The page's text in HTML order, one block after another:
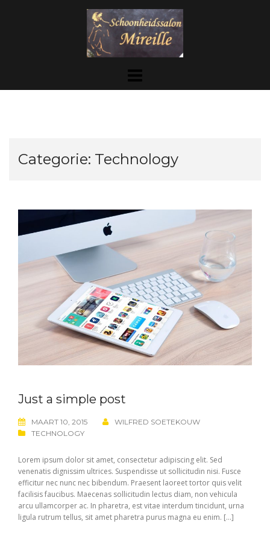
Categorie: Technology
Just a simple post
MAART 10, 2015
WILFRED SOETEKOUW
TECHNOLOGY
Lorem ipsum dolor sit amet, consectetur adipiscing elit. Sed
venenatis dignissim ultrices. Suspendisse ut sollicitudin nisi. Fusce
efficitur nec nunc nec bibendum. Praesent laoreet tortor quis velit
facilisis faucibus. Maecenas sollicitudin lectus diam, non vehicula
arcu ullamcorper ac. In pharetra, est vitae interdum tincidunt, urna
ligula rutrum tellus, sit amet pharetra purus magna eu enim. […]